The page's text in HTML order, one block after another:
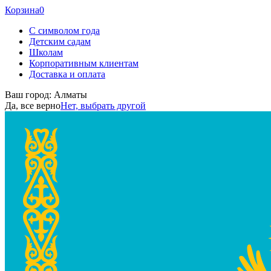
Корзина0
С символом года
Детским садам
Школам
Корпоративным клиентам
Доставка и оплата
Ваш город: Алматы
Да, все верноНет, выбрать другой